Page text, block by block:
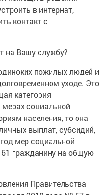
в интернат,
контакт с
на Вашу службу?
пожилых людей и
уходе. Это
категория
социальной
населения, то она
выплат, субсидий,
мер социальной
гражданину на общую
Правительства